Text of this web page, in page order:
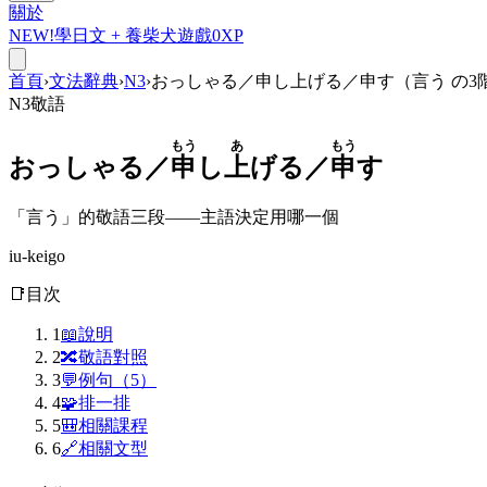
關於
NEW!學日文 + 養柴犬遊戲0XP
首頁›文法辭典›N3›おっしゃる／申し上げる／申す（言う の3
N3敬語
おっしゃる／申
もう
し上
あ
げる／申
もう
す
「言う」的敬語三段——主語決定用哪一個
iu-keigo
📑 目次
1 📖說明
2🔀敬語對照
3💬例句（5）
4🧩排一排
5🎒相關課程
6🔗相關文型